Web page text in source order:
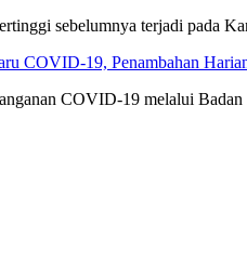
sebelumnya terjadi pada
COVID-19, Penambahan
COVID-19 melalui